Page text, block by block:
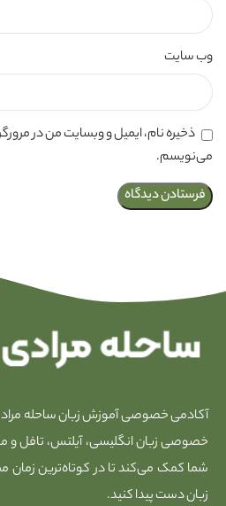
وب‌ سایت
ذخیره نام، ایمیل و وبسایت من در
می‌نویسم.
آکادمی خصوصی آموزش زبان ساحله
خصوصی زبان انگلیسی، آیلتس، تافل و
شما کمک می‌کند تا در کوتاه‌ترین زمان
زبان دست پیدا کنید.